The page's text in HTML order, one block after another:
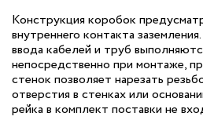
Конструкция коробок
внутреннего контакта
ввода кабелей и труб
непосредственно при монтаже,
стенок позволяет нарезать
отверстия в стенках или
рейка в комплект поставки не